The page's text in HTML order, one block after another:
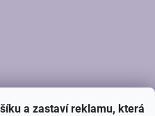
a zastaví reklamu, která